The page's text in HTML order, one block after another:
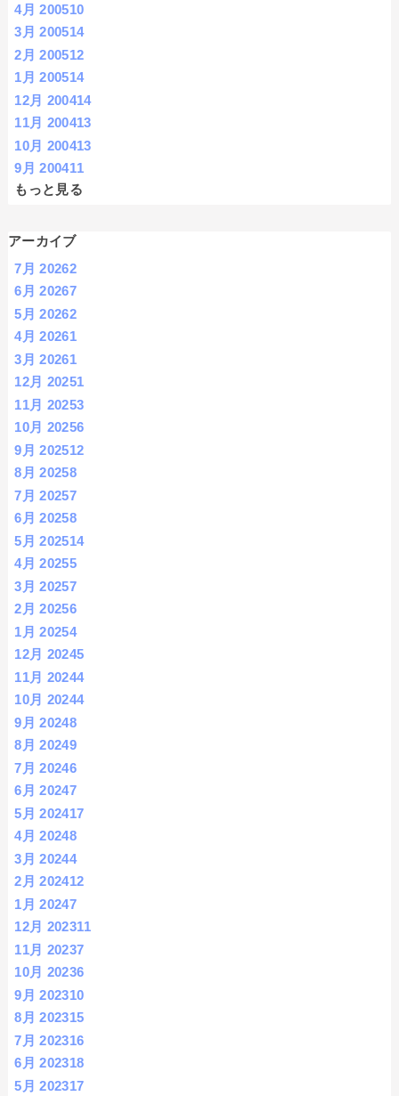
4月 200510
3月 200514
2月 200512
1月 200514
12月 200414
11月 200413
10月 200413
9月 200411
もっと見る
アーカイブ
7月 20262
6月 20267
5月 20262
4月 20261
3月 20261
12月 20251
11月 20253
10月 20256
9月 202512
8月 20258
7月 20257
6月 20258
5月 202514
4月 20255
3月 20257
2月 20256
1月 20254
12月 20245
11月 20244
10月 20244
9月 20248
8月 20249
7月 20246
6月 20247
5月 202417
4月 20248
3月 20244
2月 202412
1月 20247
12月 202311
11月 20237
10月 20236
9月 202310
8月 202315
7月 202316
6月 202318
5月 202317